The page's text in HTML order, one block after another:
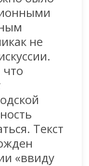
не
Текст
«ввиду